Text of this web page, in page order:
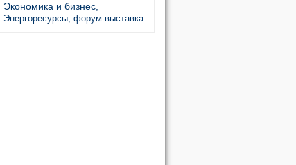
Экономика и бизнес,
Энергоресурсы, форум-выставка